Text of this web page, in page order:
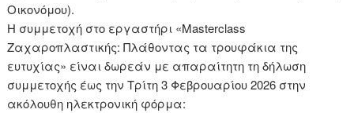
Οικονόμου).
Η συμμετοχή στο εργαστήρι «Masterclass
Ζαχαροπλαστικής: Πλάθοντας τα τρουφάκια της
ευτυχίας» είναι δωρεάν με απαραίτητη τη δήλωση
συμμετοχής έως την Τρίτη 3 Φεβρουαρίου 2026 στην
ακόλουθη ηλεκτρονική φόρμα: